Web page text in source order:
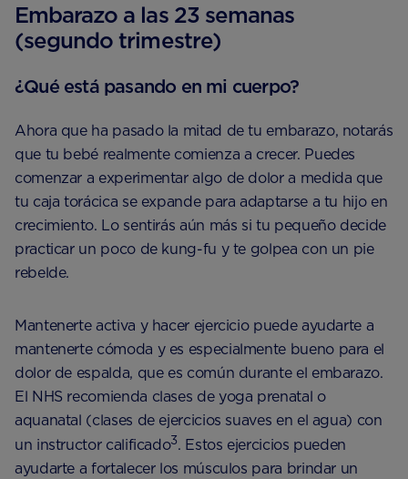
Embarazo a las 23 semanas
(segundo trimestre)
¿Qué está pasando en mi cuerpo?
Ahora que ha pasado la mitad de tu embarazo, notarás
que tu bebé realmente comienza a crecer. Puedes
comenzar a experimentar algo de dolor a medida que
tu caja torácica se expande para adaptarse a tu hijo en
crecimiento. Lo sentirás aún más si tu pequeño decide
practicar un poco de kung-fu y te golpea con un pie
rebelde.
Mantenerte activa y hacer ejercicio puede ayudarte a
mantenerte cómoda y es especialmente bueno para el
dolor de espalda, que es común durante el embarazo.
El NHS recomienda clases de yoga prenatal o
aquanatal (clases de ejercicios suaves en el agua) con
un instructor calificado3. Estos ejercicios pueden
ayudarte a fortalecer los músculos para brindar un